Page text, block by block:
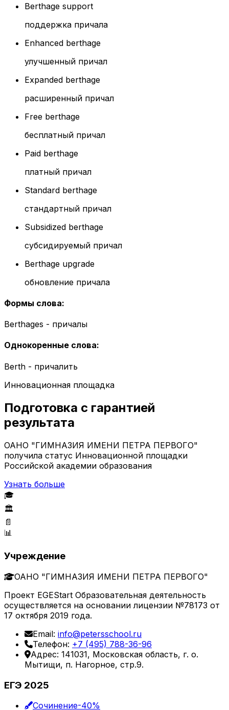
Berthage support
поддержка причала
Enhanced berthage
улучшенный причал
Expanded berthage
расширенный причал
Free berthage
бесплатный причал
Paid berthage
платный причал
Standard berthage
стандартный причал
Subsidized berthage
субсидируемый причал
Berthage upgrade
обновление причала
Формы слова:
Berthages - причалы
Однокоренные слова:
Berth - причалить
Инновационная площадка
Подготовка с гарантией
результата
ОАНО "ГИМНАЗИЯ ИМЕНИ ПЕТРА ПЕРВОГО"
получила статус Инновационной площадки
Российской академии образования
Узнать больше
🎓
🏛️
📄
📊
Учреждение
ОАНО "ГИМНАЗИЯ ИМЕНИ ПЕТРА ПЕРВОГО"
Проект EGEStart Образовательная деятельность
осуществляется на основании лицензии №78173 от
17 октября 2019 года.
Email: info@petersschool.ru
Телефон: +7 (495) 788-36-96
Адрес: 141031, Московская область, г. о.
Мытищи, п. Нагорное, стр.9.
ЕГЭ 2025
Сочинение-40%